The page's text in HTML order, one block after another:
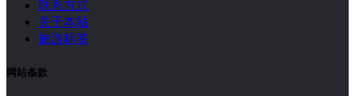
联系方式
关于本站
旅游标签
网站条款